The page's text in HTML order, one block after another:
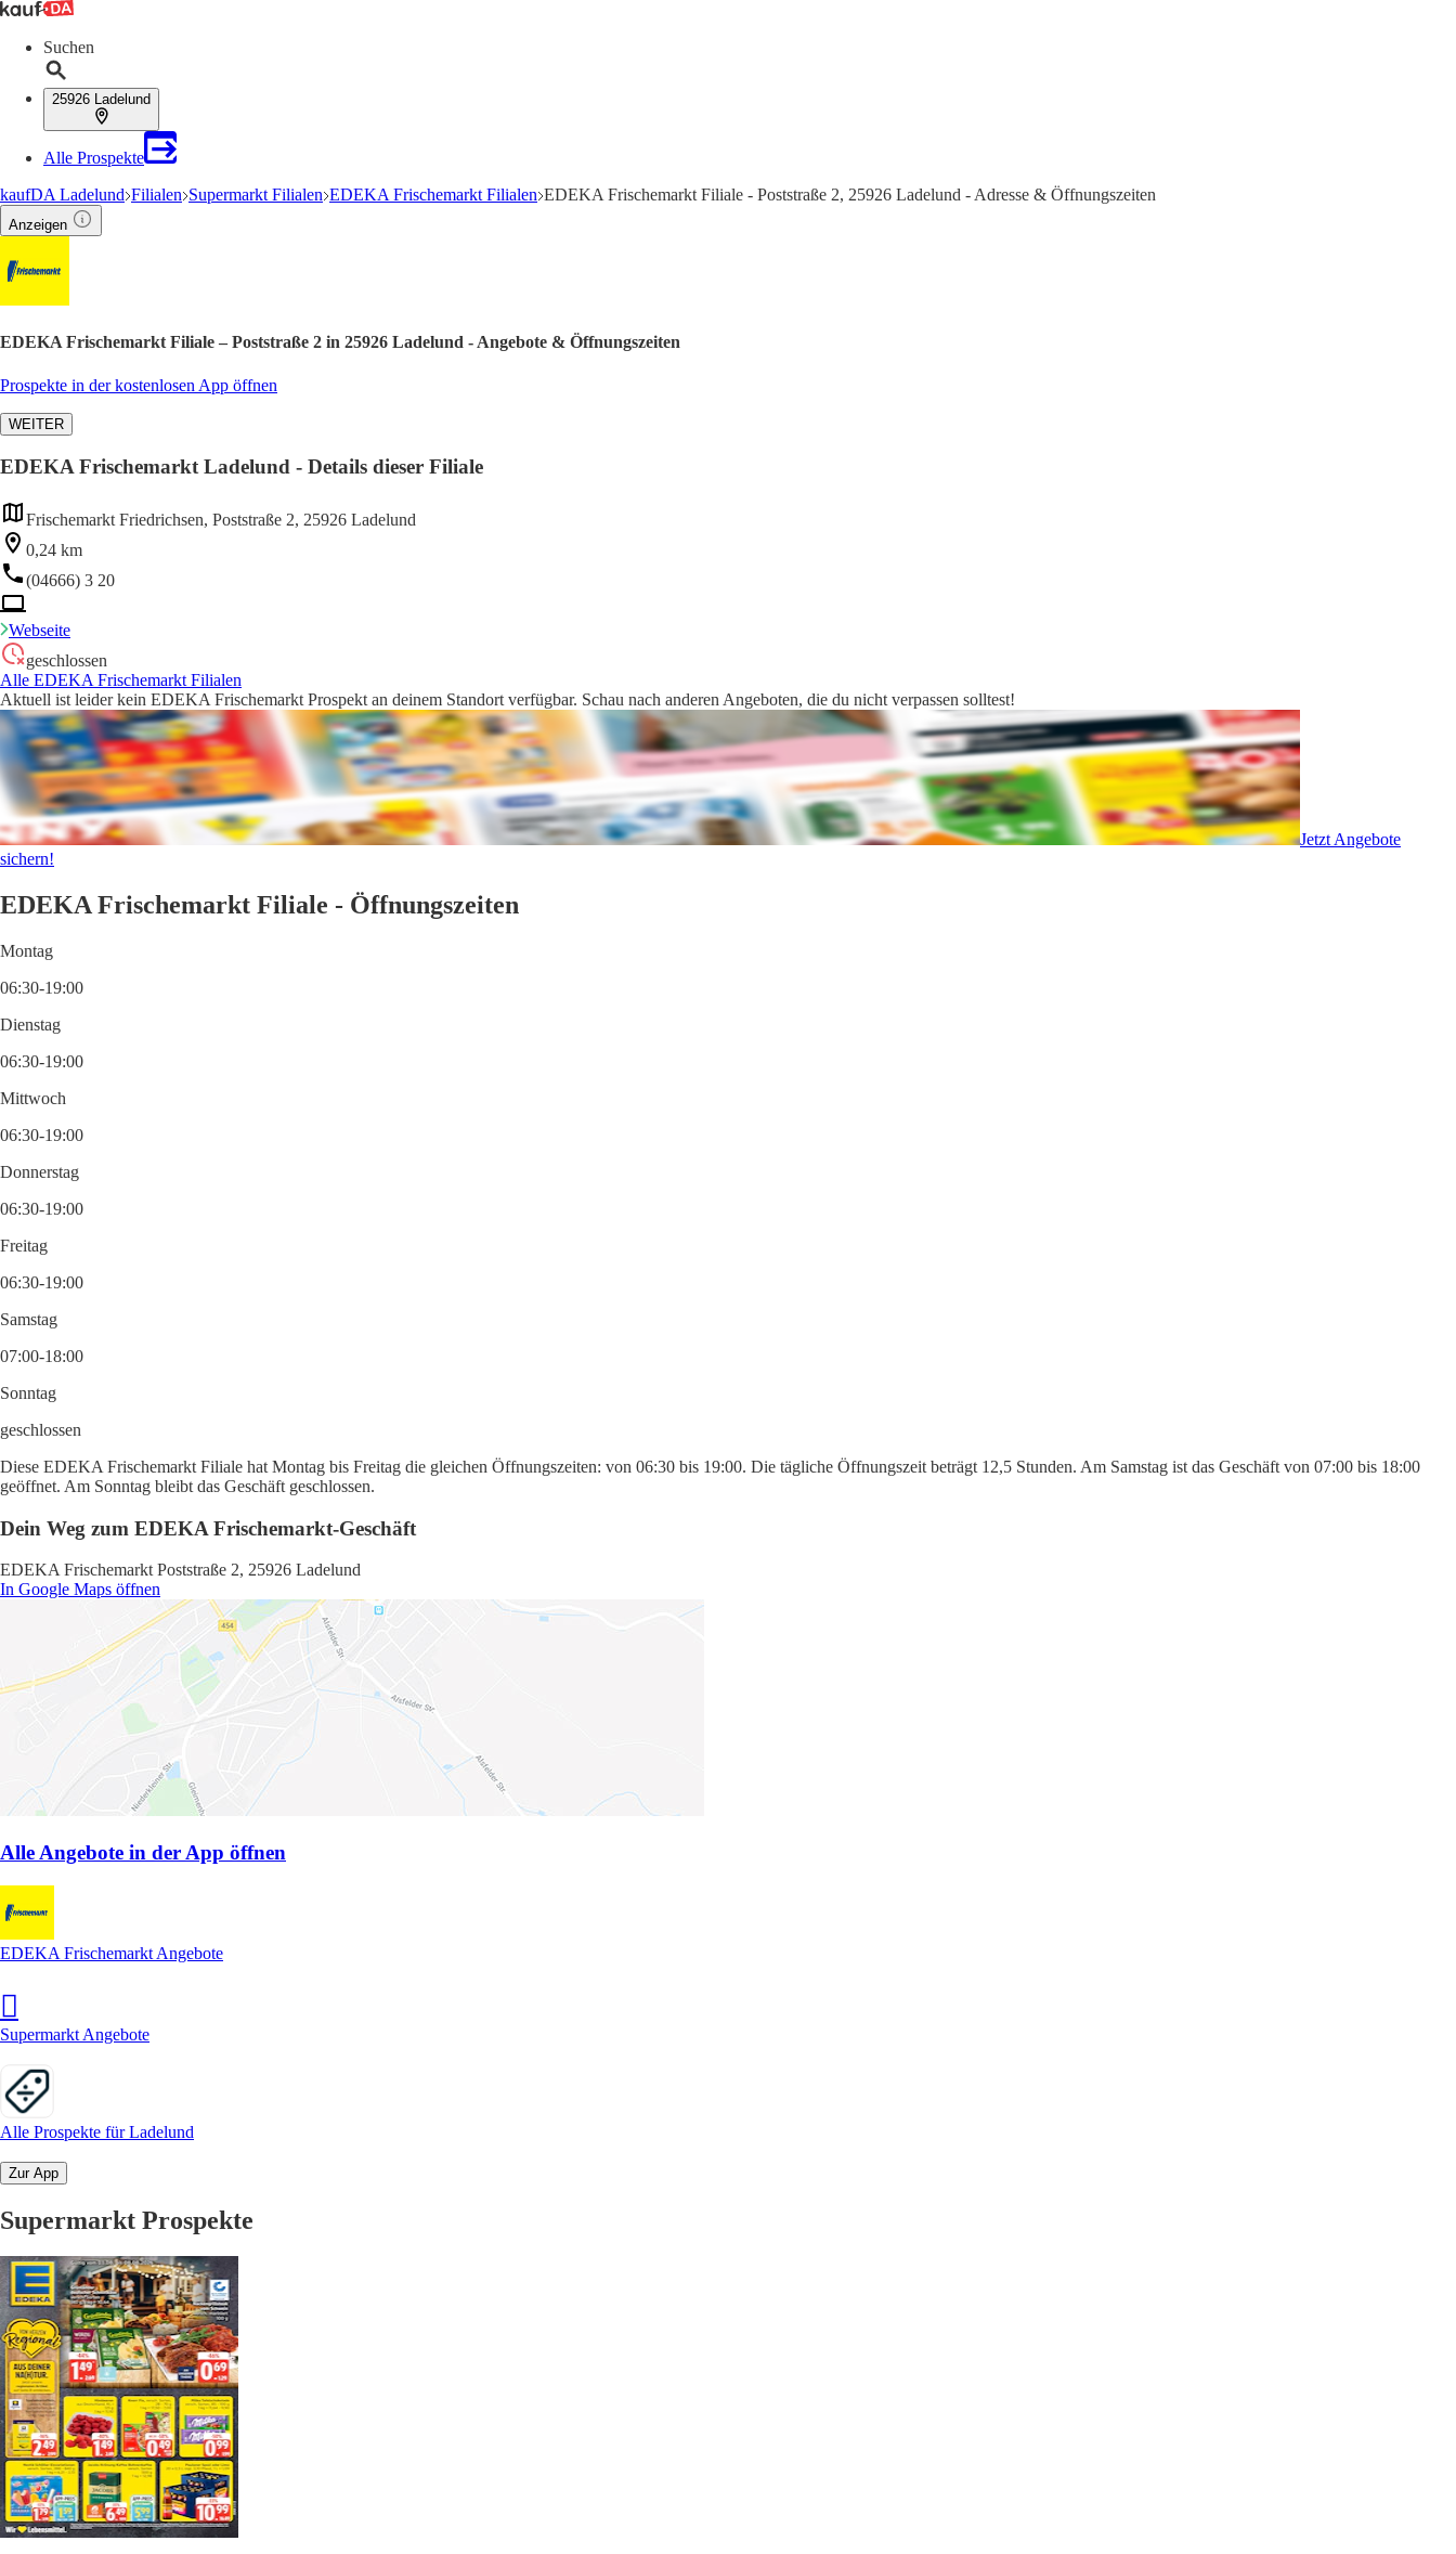
Suchen
25926 Ladelund
Alle Prospekte
kaufDA Ladelund Filialen Supermarkt Filialen EDEKA Frischemarkt Filialen EDEKA Frischemarkt Filiale - Poststraße 2, 25926 Ladelund - Adresse & Öffnungszeiten
Anzeigen
EDEKA Frischemarkt Filiale – Poststraße 2 in 25926 Ladelund - Angebote & Öffnungszeiten
Prospekte in der kostenlosen App öffnen
WEITER
EDEKA Frischemarkt Ladelund - Details dieser Filiale
Frischemarkt Friedrichsen, Poststraße 2, 25926 Ladelund
0,24 km
(04666) 3 20
Webseite
geschlossen
Alle EDEKA Frischemarkt Filialen
Aktuell ist leider kein EDEKA Frischemarkt Prospekt an deinem Standort verfügbar. Schau nach anderen Angeboten, die du nicht verpassen solltest!
Jetzt Angebote
sichern!
EDEKA Frischemarkt Filiale - Öffnungszeiten
Montag
06:30-19:00
Dienstag
06:30-19:00
Mittwoch
06:30-19:00
Donnerstag
06:30-19:00
Freitag
06:30-19:00
Samstag
07:00-18:00
Sonntag
geschlossen
Diese EDEKA Frischemarkt Filiale hat Montag bis Freitag die gleichen Öffnungszeiten: von 06:30 bis 19:00. Die tägliche Öffnungszeit beträgt 12,5 Stunden. Am Samstag ist das Geschäft von 07:00 bis 18:00
geöffnet. Am Sonntag bleibt das Geschäft geschlossen.
Dein Weg zum EDEKA Frischemarkt-Geschäft
EDEKA Frischemarkt Poststraße 2, 25926 Ladelund
In Google Maps öffnen
Alle Angebote in der App öffnen
EDEKA Frischemarkt Angebote
Supermarkt Angebote
Alle Prospekte für Ladelund
Zur App
Supermarkt Prospekte